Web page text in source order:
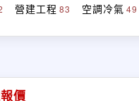
營建工程 83 空調冷氣 49
價